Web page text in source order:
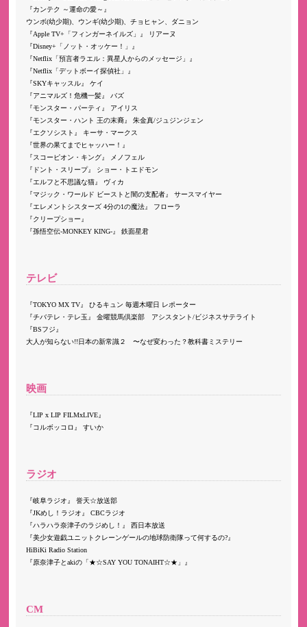
カンテク ～運命の愛～
ウンボ(幼少期)、ウンギ(幼少期)、チョヒャン、ダニョン
Apple TV+「フィンガーネイルズ」
リアーヌ
Disney+「ノット・オッケー！」
Netflix「預言者ラエル：異星人からのメッセージ」
Netflix「デットボーイ探偵社」
SKYキャッスル
ケイ
アニマルズ！危機一髪
バズ
モンスター・パーティ
アイリス
モンスター・ハント 王の末裔
朱金真/ジュジンジェン
エクソシスト
キーサ・マークス
世界の果てまでヒャッハー！
スコーピオン・キング
メノフェル
ドント・スリープ
ショー・トエドモン
エルフと不思議な猫
ヴィカ
マジック・ワールド ビーストと闇の支配者
サースマイヤー
エレメントシスターズ 4分の1の魔法
フローラ
クリープショー
孫悟空伝-MONKEY KING-
鉄面星君
テレビ
TOKYO MX TV
ひるキュン 毎週木曜日 レポーター
チバテレ・テレ玉
金曜競馬倶楽部 アシスタント/ビジネスサテライト
BSフジ
大人が知らない!!日本の新常識２ 〜なぜ変わった？教科書ミステリー
映画
LIP x LIP FILMxLIVE
コルボッコロ
すいか
ラジオ
岐阜ラジオ
誉天☆放送部
JKめし！ラジオ
CBCラジオ
ハラハラ奈津子のラジめし！
西日本放送
美少女遊戯ユニットクレーンゲールの地球防衛隊って何するの?
HiBiKi Radio Station
原奈津子とakiの「★☆SAY YOU TONAIHT☆★」
CM